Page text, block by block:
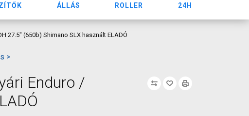
ÁLLÁS ROLLER 24H
27.5" (650b) Shimano SLX használt ELADÓ
>
Enduro /